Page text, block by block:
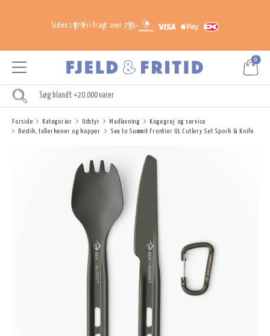
Siden 1979Fri fragt over 799,-
0
Forside Kategorier Udstyr Madlavning
Kogegrej og service
Bestik, tallerkener og kopper
Sea to Summit Frontier UL Cutlery Set Spork & Knife